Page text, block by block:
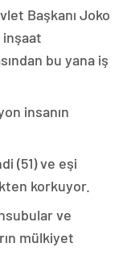
Başkanı Joko
inşaat
bu yana iş
insanın
(51) ve eşi
korkuyor.
ve
mülkiyet